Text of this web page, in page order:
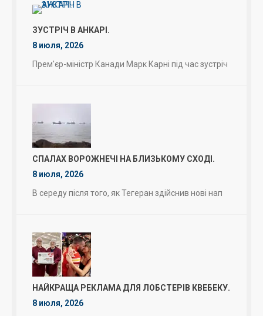
ЗУСТРІЧ В АНКАРІ.
8 июля, 2026
Прем'єр-міністр Канади Марк Карні під час зустріч
СПАЛАХ ВОРОЖНЕЧІ НА БЛИЗЬКОМУ СХОДІ.
8 июля, 2026
В середу після того, як Тегеран здійснив нові нап
НАЙКРАЩА РЕКЛАМА ДЛЯ ЛОБСТЕРІВ КВЕБЕКУ.
8 июля, 2026